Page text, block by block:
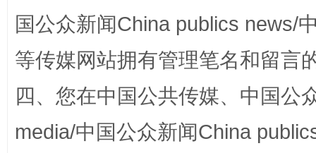
国公众新闻China publics news/
等传媒网站拥有管理笔名和留言
四、您在中国公共传媒、中国公
media/中国公众新闻China